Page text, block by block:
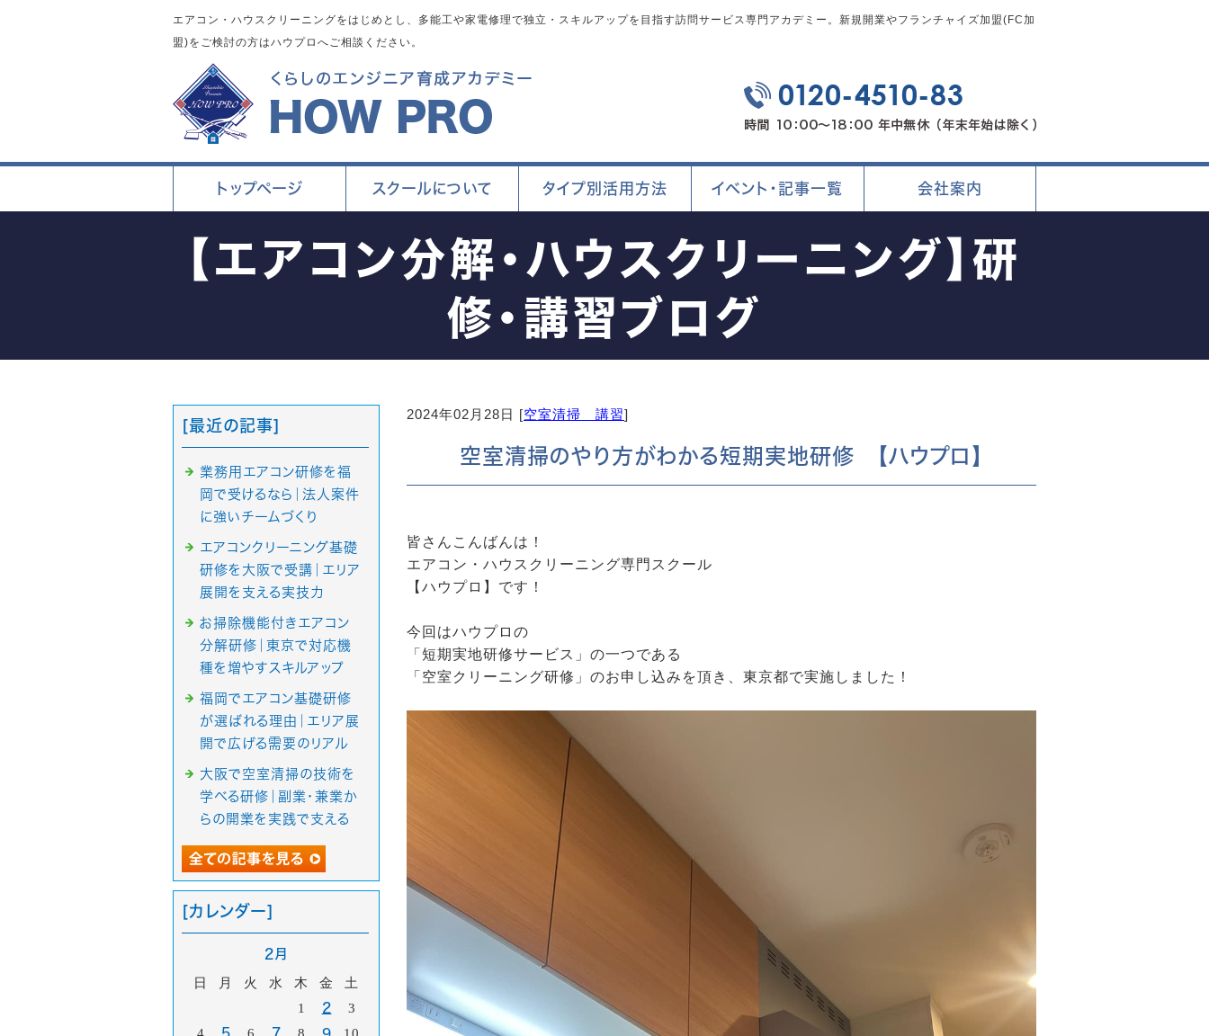
エアコン・ハウスクリーニングをはじめとし、多能工や家電修理で独立・スキルアップを目指す訪問サービス専門アカデミー。新規開業やフランチャイズ加盟(FC加
盟)をご検討の方はハウプロへご相談ください。
トップページ スクールについて タイプ別活用方法 イベント・記事一覧 会社案内
【エアコン分解・ハウスクリーニング】研
修・講習ブログ
2024年02月28日 [空室清掃 講習]
空室清掃のやり方がわかる短期実地研修 【ハウプロ】
皆さんこんばんは！
エアコン・ハウスクリーニング専門スクール
【ハウプロ】です！
今回はハウプロの
「短期実地研修サービス」の一つである
「空室クリーニング研修」のお申し込みを頂き、東京都で実施しました！
[最近の記事]
業務用エアコン研修を福
岡で受けるなら｜法人案件
に強いチームづくり
エアコンクリーニング基礎
研修を大阪で受講｜エリア
展開を支える実技力
お掃除機能付きエアコン
分解研修｜東京で対応機
種を増やすスキルアップ
福岡でエアコン基礎研修
が選ばれる理由｜エリア展
開で広げる需要のリアル
大阪で空室清掃の技術を
学べる研修｜副業・兼業か
らの開業を実践で支える
[カレンダー]
2月
日 月 火 水 木 金
土
1
2
3
5 7 9